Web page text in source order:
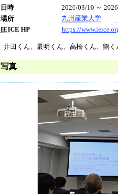
日時
2026/03/10 ～
場所
九州産業大学
IEICE HP https://
井田くん、最明くん、高橋くん、劉
写真